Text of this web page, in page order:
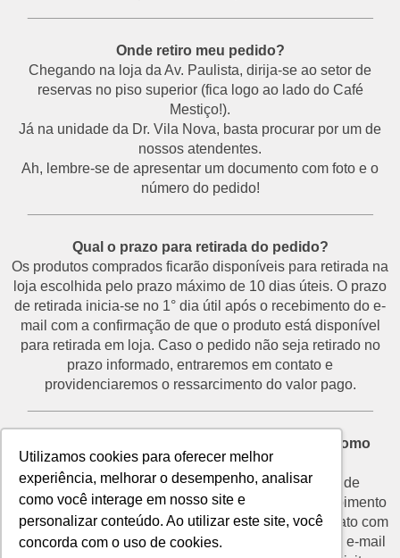
Utilizamos cookies para oferecer melhor
experiência, melhorar o desempenho, analisar
como você interage em nosso site e
personalizar conteúdo. Ao utilizar este site, você
concorda com o uso de cookies.
Onde retiro meu pedido?
Chegando na loja da Av. Paulista, dirija-se ao setor de
reservas no piso superior (fica logo ao lado do Café
Mestiço!).
Já na unidade da Dr. Vila Nova, basta procurar por um de
nossos atendentes.
Ah, lembre-se de apresentar um documento com foto e o
número do pedido!
Qual o prazo para retirada do pedido?
Os produtos comprados ficarão disponíveis para retirada na
loja escolhida pelo prazo máximo de 10 dias úteis. O prazo
de retirada inicia-se no 1° dia útil após o recebimento do e-
mail com a confirmação de que o produto está disponível
para retirada em loja. Caso o pedido não seja retirado no
prazo informado, entraremos em contato e
providenciaremos o ressarcimento do valor pago.
Desisti do pedido e não vou retirá-lo na loja. Como
proceder?
O prazo para devolução de produtos por motivo de
desistência é de até 7 dias corridos a partir do recebimento
do e-mail de confirmação de retirada. Entre em contato com
o nosso SAC através do telefone (11) 3292-2660 ou e-mail